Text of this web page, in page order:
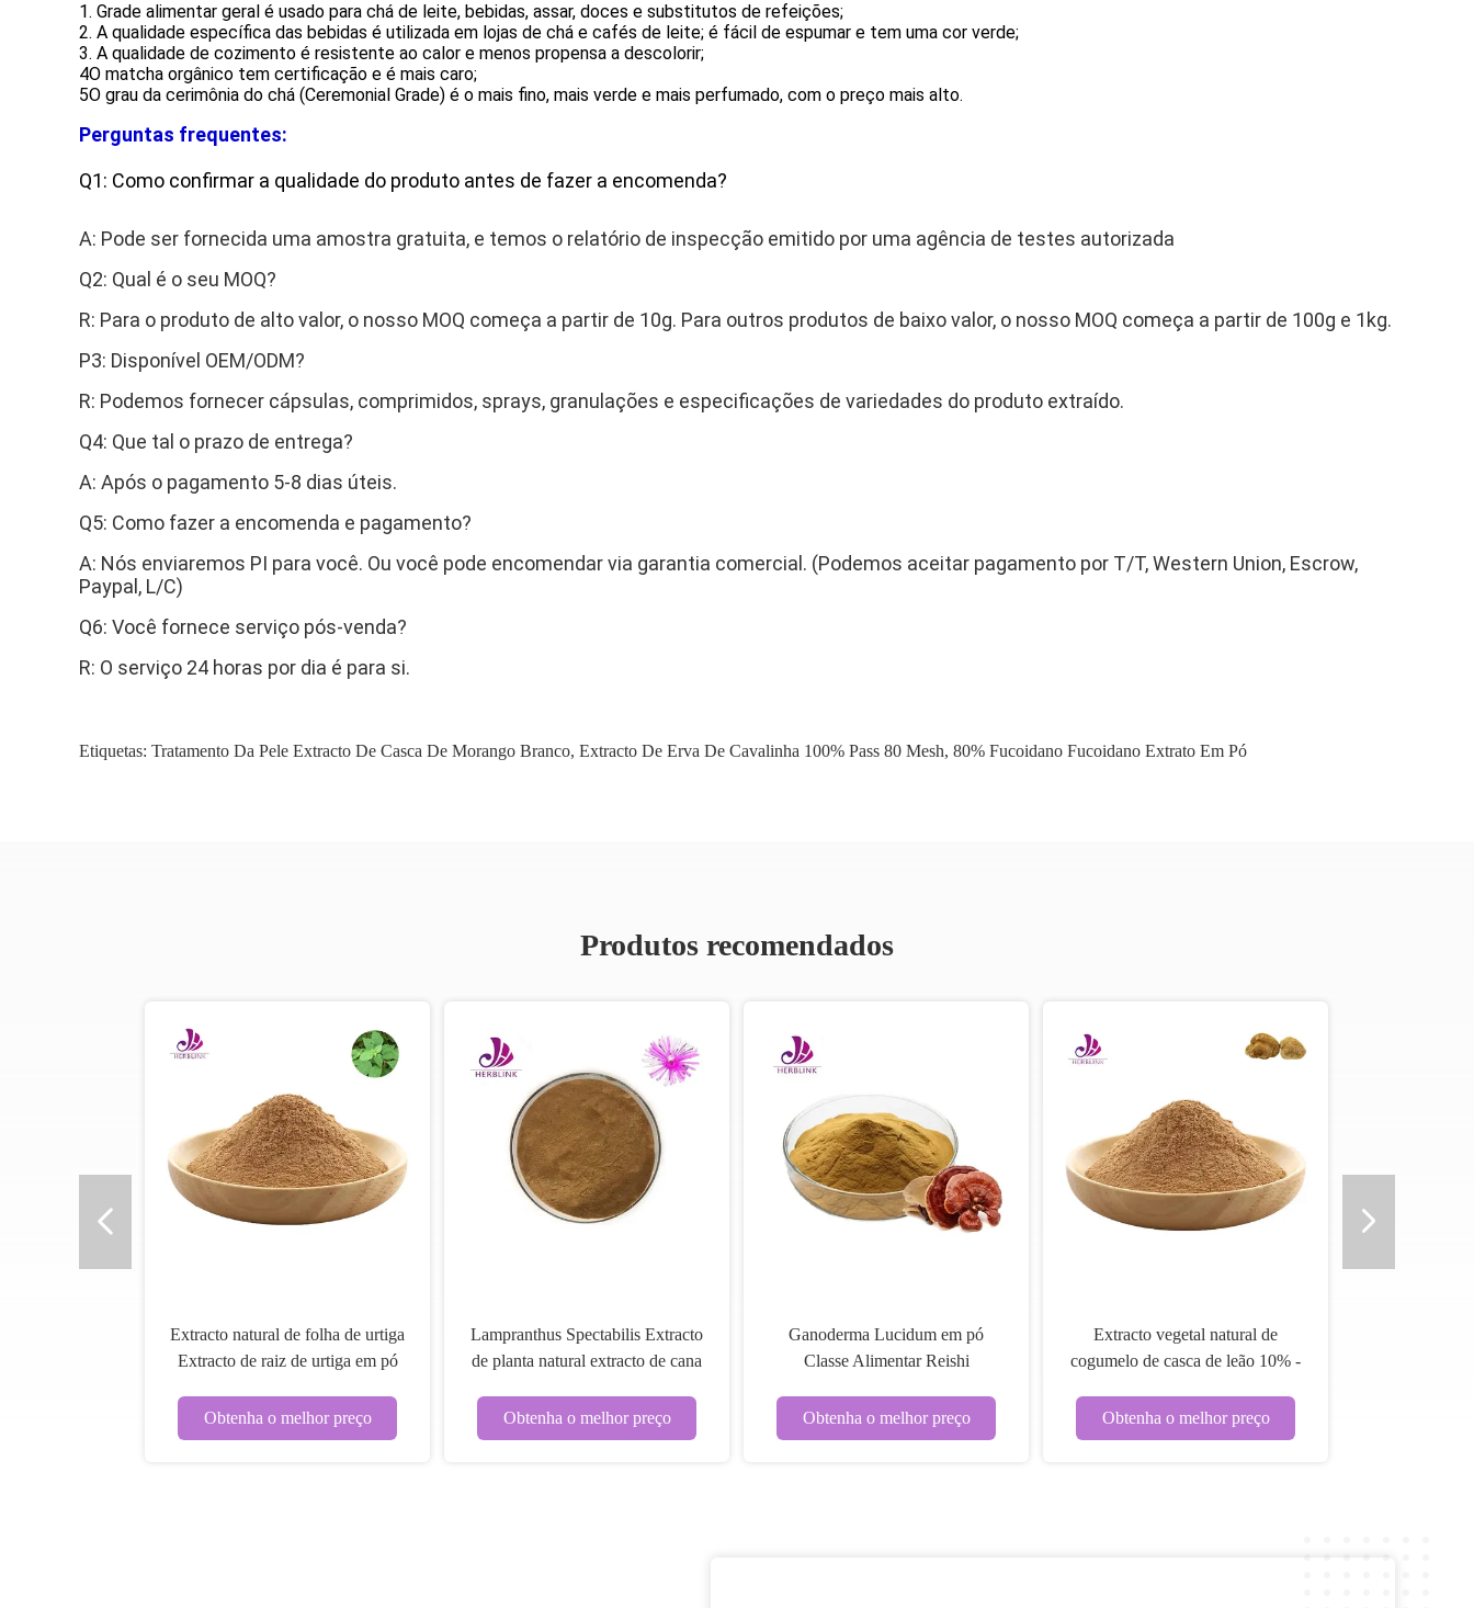
1. Grade alimentar geral é usado para chá de leite, bebidas, assar, doces e substitutos de refeições;
2. A qualidade específica das bebidas é utilizada em lojas de chá e cafés de leite; é fácil de espumar e tem uma cor verde;
3. A qualidade de cozimento é resistente ao calor e menos propensa a descolorir;
4O matcha orgânico tem certificação e é mais caro;
5O grau da cerimônia do chá (Ceremonial Grade) é o mais fino, mais verde e mais perfumado, com o preço mais alto.
Perguntas frequentes:
Q1: Como confirmar a qualidade do produto antes de fazer a encomenda?
A: Pode ser fornecida uma amostra gratuita, e temos o relatório de inspecção emitido por uma agência de testes autorizada
Q2: Qual é o seu MOQ?
R: Para o produto de alto valor, o nosso MOQ começa a partir de 10g. Para outros produtos de baixo valor, o nosso MOQ começa a partir de 100g e 1kg.
P3: Disponível OEM/ODM?
R: Podemos fornecer cápsulas, comprimidos, sprays, granulações e especificações de variedades do produto extraído.
Q4: Que tal o prazo de entrega?
A: Após o pagamento 5-8 dias úteis.
Q5: Como fazer a encomenda e pagamento?
A: Nós enviaremos PI para você. Ou você pode encomendar via garantia comercial. (Podemos aceitar pagamento por T/T, Western Union, Escrow,
Paypal, L/C)
Q6: Você fornece serviço pós-venda?
R: O serviço 24 horas por dia é para si.
Etiquetas: Tratamento Da Pele Extracto De Casca De Morango Branco, Extracto De Erva De Cavalinha 100% Pass 80 Mesh, 80% Fucoidano Fucoidano Extrato Em Pó
Produtos recomendados
Extracto natural de folha de urtiga
Extracto de raiz de urtiga em pó
Obtenha o melhor preço
Lampranthus Spectabilis Extracto
de planta natural extracto de cana
Obtenha o melhor preço
Ganoderma Lucidum em pó
Classe Alimentar Reishi
Naturais em pó
Obtenha o melhor preço
Extracto vegetal natural de
cogumelo de casca de leão 10% -
em pó
Obtenha o melhor preço